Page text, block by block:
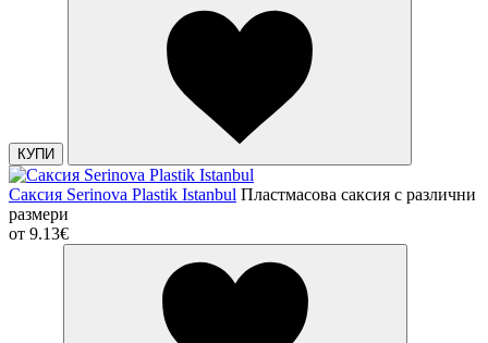
КУПИ
Саксия Serinova Plastik Istanbul Пластмасова саксия с различни
размери
от 9.13€